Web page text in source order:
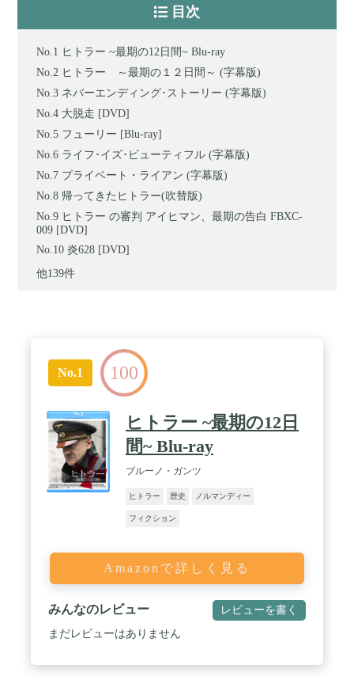
目次
ヒトラー ~最期の12日間~ Blu-ray
ヒトラー ～最期の１２日間～ (字幕版)
ネバーエンディング･ストーリー (字幕版)
大脱走 [DVD]
フューリー [Blu-ray]
ライフ･イズ･ビューティフル (字幕版)
プライベート・ライアン (字幕版)
帰ってきたヒトラー(吹替版)
ヒトラー の審判 アイヒマン、最期の告白 FBXC-
009 [DVD]
炎628 [DVD]
他139件
No.1 100
ヒトラー ~最期の12日
間~ Blu-ray
ブルーノ・ガンツ
ヒトラー 歴史 ノルマンディー
フィクション
Amazonで詳しく見る
みんなのレビュー レビューを書く
まだレビューはありません